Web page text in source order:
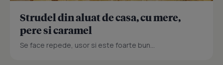
Strudel din aluat de casa, cu mere,
pere si caramel
Se face repede, usor si este foarte bun...